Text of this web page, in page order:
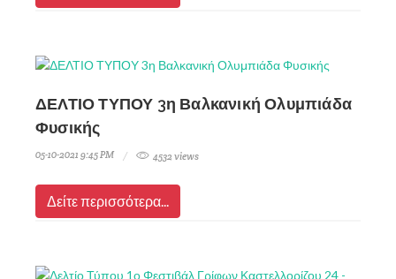
ΔΕΛΤΙΟ ΤΥΠΟΥ 3η Βαλκανική Ολυμπιάδα
Φυσικής
05-10-2021 9:45 PM 4532 views
Δείτε περισσότερα...